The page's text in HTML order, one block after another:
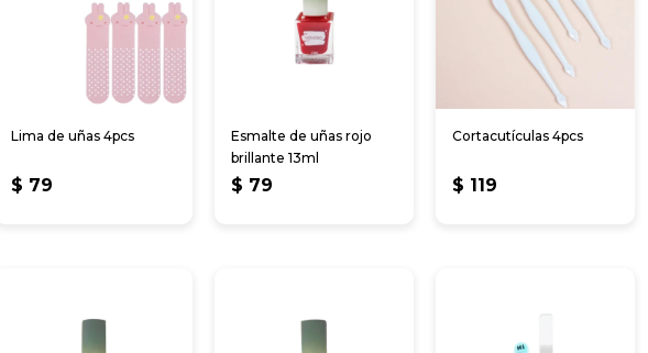
Lima de uñas 4pcs
$ 79
Esmalte de uñas rojo
brillante 13ml
$ 79
Cortacutículas 4pcs
$ 119